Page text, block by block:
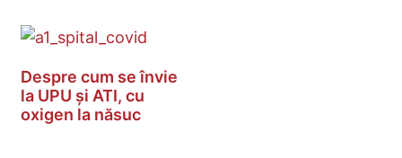
Despre cum se învie
la UPU și ATI, cu
oxigen la năsuc